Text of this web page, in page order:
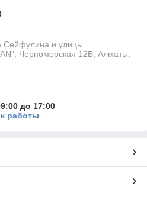
Сейфулина и улицы
Черноморская 12Б, Алматы,
до 17:00
работы